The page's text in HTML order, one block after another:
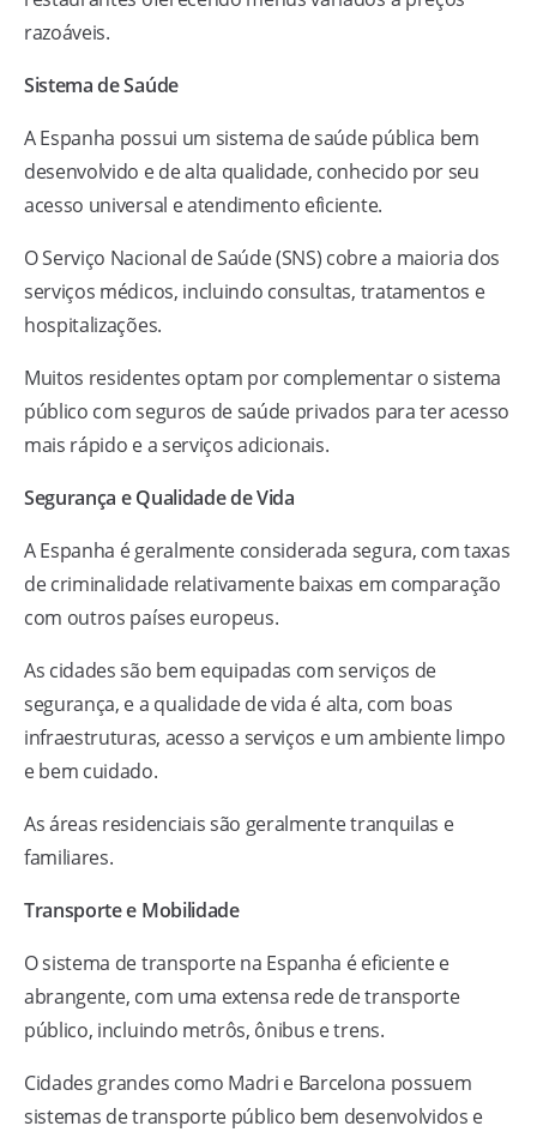
razoáveis.
Sistema de Saúde
A Espanha possui um sistema de saúde pública bem
desenvolvido e de alta qualidade, conhecido por seu
acesso universal e atendimento eficiente.
O Serviço Nacional de Saúde (SNS) cobre a maioria dos
serviços médicos, incluindo consultas, tratamentos e
hospitalizações.
Muitos residentes optam por complementar o sistema
público com seguros de saúde privados para ter acesso
mais rápido e a serviços adicionais.
Segurança e Qualidade de Vida
A Espanha é geralmente considerada segura, com taxas
de criminalidade relativamente baixas em comparação
com outros países europeus.
As cidades são bem equipadas com serviços de
segurança, e a qualidade de vida é alta, com boas
infraestruturas, acesso a serviços e um ambiente limpo
e bem cuidado.
As áreas residenciais são geralmente tranquilas e
familiares.
Transporte e Mobilidade
O sistema de transporte na Espanha é eficiente e
abrangente, com uma extensa rede de transporte
público, incluindo metrôs, ônibus e trens.
Cidades grandes como Madri e Barcelona possuem
sistemas de transporte público bem desenvolvidos e